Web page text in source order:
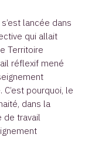
lancée dans
qui allait
Territoire
réflexif mené
pourquoi, le
dans la
de travail